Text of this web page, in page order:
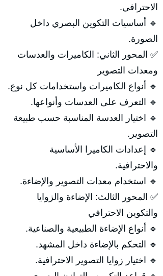
الاحترافي.
🔹 أساسيات التكوين البصري داخل
الصورة.
✅ المحور الثاني: الكاميرات والعدسات
ومعدات التصوير
🔹 أنواع الكاميرات واستخدامات كل نوع.
🔹 التعرف على العدسات وأنواعها.
🔹 اختيار العدسة المناسبة حسب طبيعة
التصوير.
🔹 إعدادات الكاميرا الأساسية
والاحترافية.
🔹 استخدام معدات التصوير والإضاءة.
✅ المحور الثالث: الإضاءة والزوايا
والتكوين الاحترافي
🔹 أنواع الإضاءة الطبيعية والصناعية.
🔹 التحكم بالإضاءة داخل المشهد.
🔹 اختيار زوايا التصوير الاحترافية.